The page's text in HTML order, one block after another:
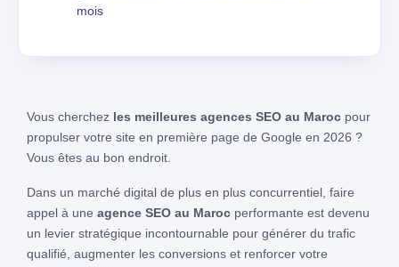
mois
Vous cherchez les meilleures agences SEO au Maroc pour
propulser votre site en première page de Google en 2026 ?
Vous êtes au bon endroit.
Dans un marché digital de plus en plus concurrentiel, faire
appel à une agence SEO au Maroc performante est devenu
un levier stratégique incontournable pour générer du trafic
qualifié, augmenter les conversions et renforcer votre